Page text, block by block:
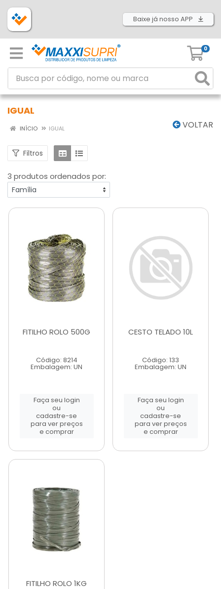
Baixe já nosso APP
0
IGUAL
VOLTAR
INÍCIO IGUAL
Filtros
3 produtos ordenados por:
FITILHO ROLO 500G
Código: 8214
Embalagem: UN
Faça seu login
ou
cadastre-se
para ver preços
e comprar
CESTO TELADO 10L
Código: 133
Embalagem: UN
Faça seu login
ou
cadastre-se
para ver preços
e comprar
FITILHO ROLO 1KG